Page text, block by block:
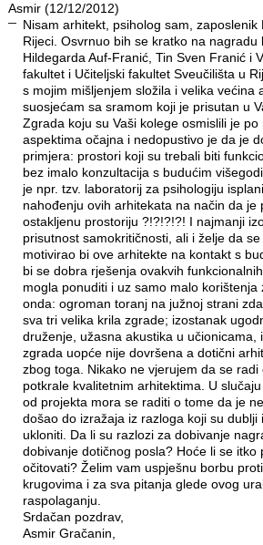
Asmir (12/12/2012)
Nisam arhitekt, psiholog sam, zaposlenik
Rijeci. Osvrnuo bih se kratko na nagradu
Hildegarda Auf-Franić, Tin Sven Franić i
fakultet i Učiteljski fakultet Sveučilišta u
s mojim mišljenjem složila i velika većina
suosjećam sa sramom koji je prisutan u
Zgrada koju su Vaši kolege osmislili je po
aspektima očajna i nedopustivo je da je
primjera: prostori koji su trebali biti
bez imalo konzultacija s budućim
je npr. tzv. laboratorij za psihologiju
nahođenju ovih arhitekata na način da je
ostakljenu prostoriju ?!?!?!?! I najmanji
prisutnost samokritičnosti, ali i želje da
motivirao bi ove arhitekte na kontakt s
bi se dobra rješenja ovakvih
mogla ponuditi i uz samo malo korištenja
onda: ogroman toranj na južnoj strani
sva tri velika krila zgrade; izostanak
druženje, užasna akustika u učionicama,
zgrada uopće nije dovršena a dotični
zbog toga. Nikako ne vjerujem da se
potkrale kvalitetnim arhitektima. U
od projekta mora se raditi o tome da je
došao do izražaja iz razloga koji su dublji
ukloniti. Da li su razlozi za dobivanje
dobivanje dotičnog posla? Hoće li se itko
očitovati? Želim vam uspješnu borbu
krugovima i za sva pitanja glede ovog
raspolaganju.
Srdačan pozdrav,
Asmir Gračanin,